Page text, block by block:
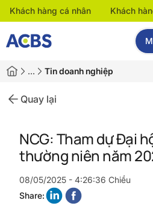
Khách hàng cá nhân Khách
… Tin doanh nghiệp
Quay lại
NCG: Tham dự Đại
thường niên năm
08/05/2025 - 4:26:36 Chiều
Share: